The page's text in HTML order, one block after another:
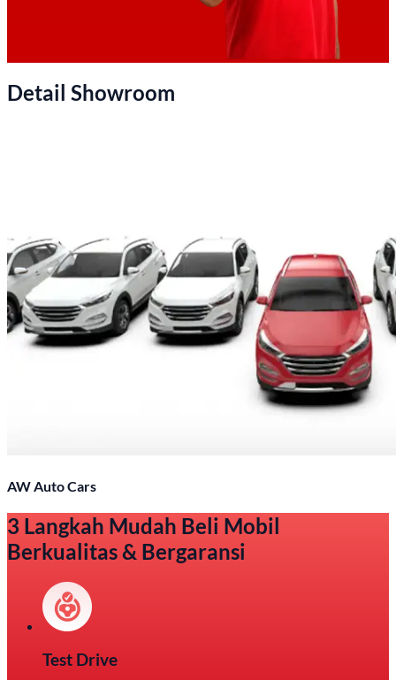
Detail Showroom
AW Auto Cars
3 Langkah Mudah Beli Mobil
Berkualitas & Bergaransi
Test Drive